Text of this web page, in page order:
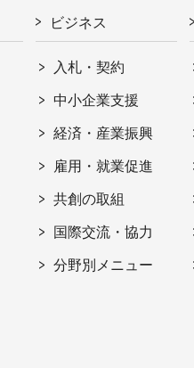
ビジネス
入札・契約
中小企業支援
経済・産業振興
雇用・就業促進
共創の取組
国際交流・協力
分野別メニュー